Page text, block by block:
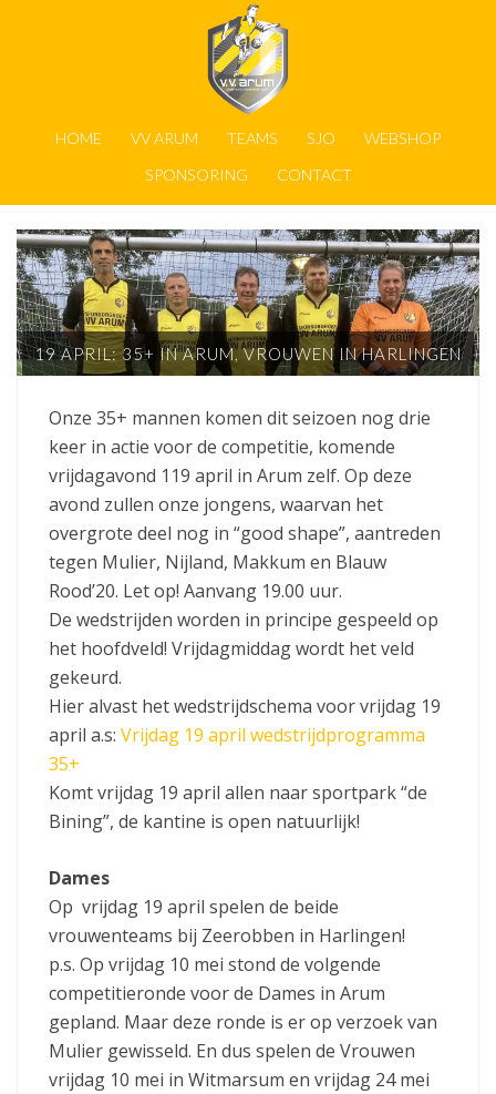
HOME VV ARUM TEAMS SJO
WEBSHOP
SPONSORING
CONTACT
19 APRIL: 35+ IN ARUM, VROUWEN IN HARLINGEN
Onze 35+ mannen komen dit seizoen nog drie
keer in actie voor de competitie, komende
vrijdagavond 119 april in Arum zelf. Op deze
avond zullen onze jongens, waarvan het
overgrote deel nog in “good shape”, aantreden
tegen Mulier, Nijland, Makkum en Blauw
Rood’20. Let op! Aanvang 19.00 uur.
De wedstrijden worden in principe gespeeld op
het hoofdveld! Vrijdagmiddag wordt het veld
gekeurd.
Hier alvast het wedstrijdschema voor vrijdag 19
april a.s: Vrijdag 19 april wedstrijdprogramma
35+
Komt vrijdag 19 april allen naar sportpark “de
Bining”, de kantine is open natuurlijk!
Dames
Op vrijdag 19 april spelen de beide
vrouwenteams bij Zeerobben in Harlingen!
p.s. Op vrijdag 10 mei stond de volgende
competitieronde voor de Dames in Arum
gepland. Maar deze ronde is er op verzoek van
Mulier gewisseld. En dus spelen de Vrouwen
vrijdag 10 mei in Witmarsum en vrijdag 24 mei